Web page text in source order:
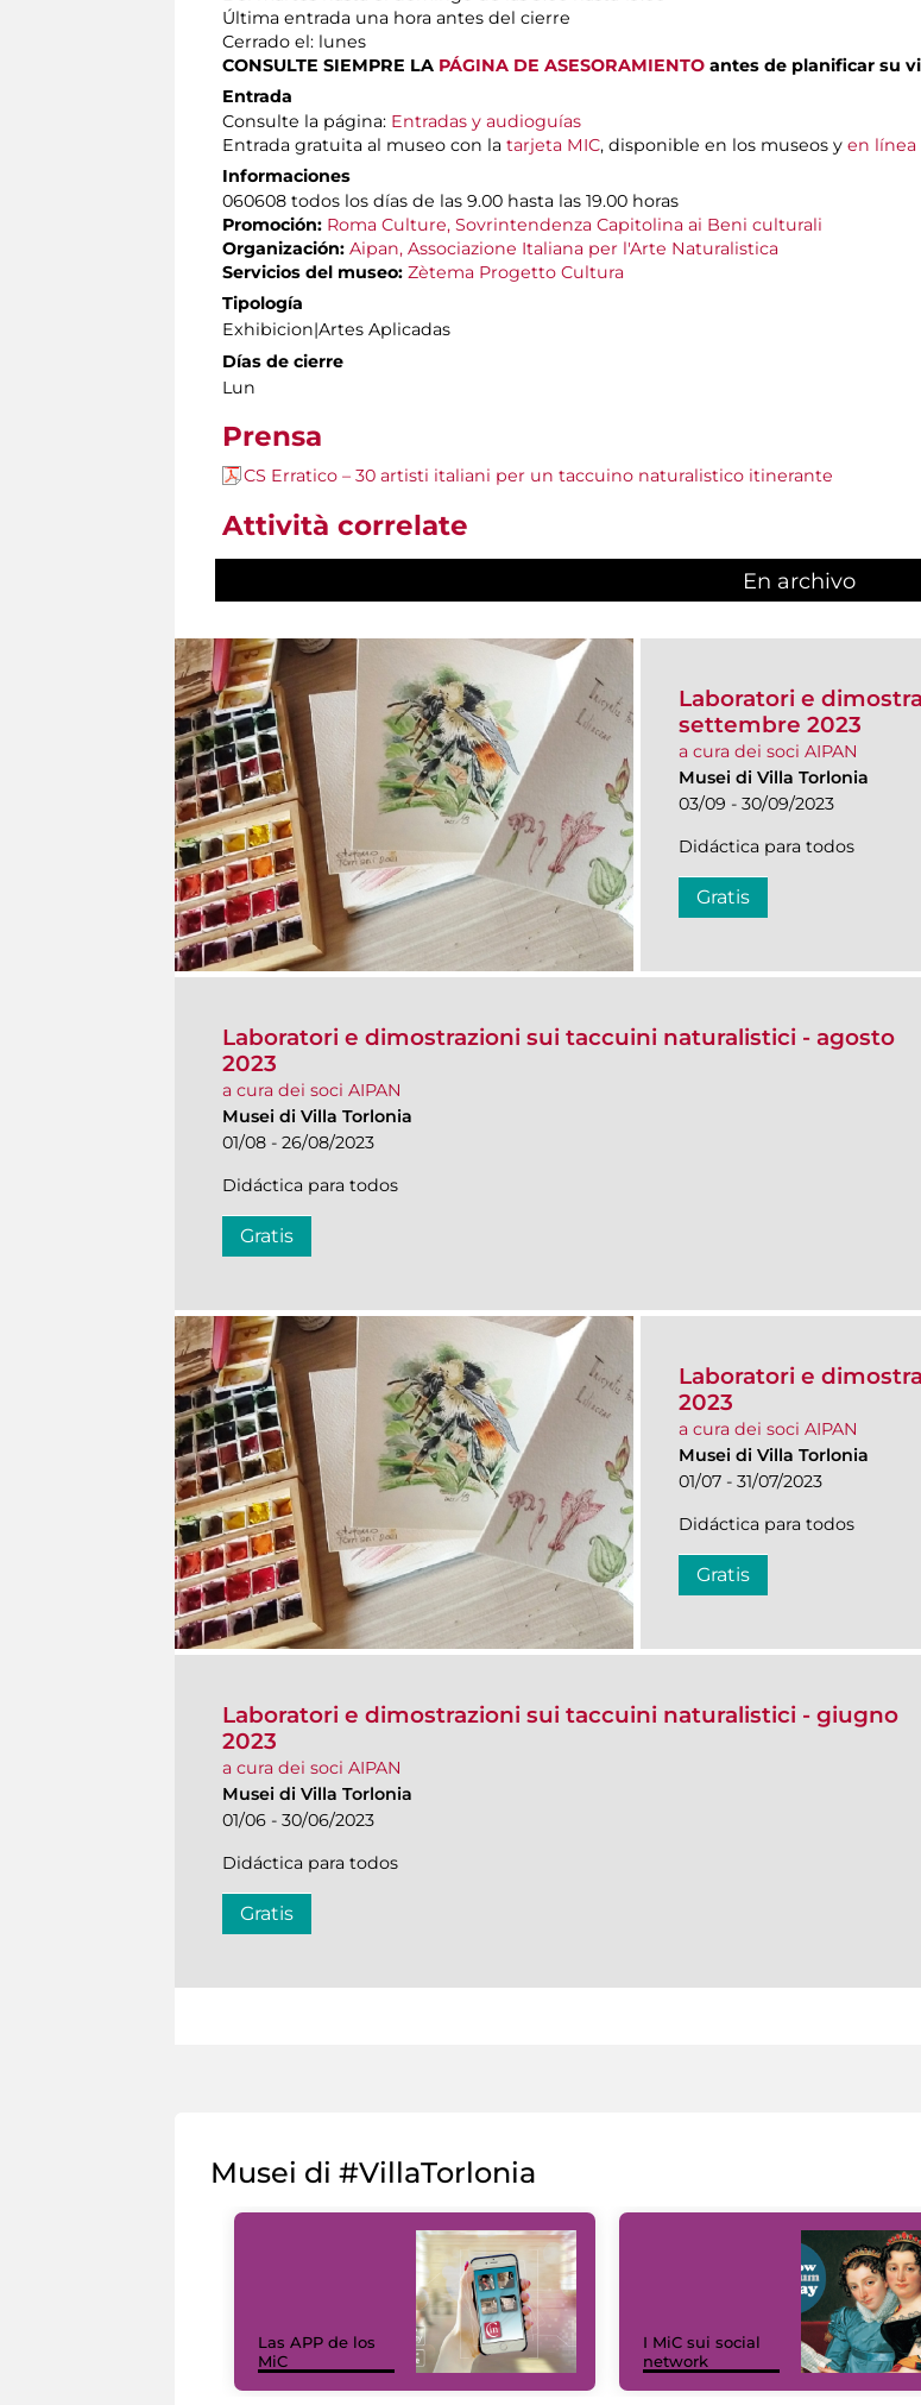
Última entrada una hora antes del cierre
Cerrado el: lunes
CONSULTE SIEMPRE LA PÁGINA DE ASESORAMIENTO antes de planificar su
Entrada
Consulte la página: Entradas y audioguías
Entrada gratuita al museo con la tarjeta MIC, disponible en los museos y en línea
Informaciones
060608 todos los días de las 9.00 hasta las 19.00 horas
Promoción: Roma Culture, Sovrintendenza Capitolina ai Beni culturali
Organización: Aipan, Associazione Italiana per l'Arte Naturalistica
Servicios del museo: Zètema Progetto Cultura
Tipología
Exhibicion|Artes Aplicadas
Días de cierre
Lun
Prensa
CS Erratico – 30 artisti italiani per un taccuino naturalistico itinerante
Attività correlate
En archivo
Laboratori e
settembre 2023
a cura dei soci AIPAN
Musei di Villa Torlonia
03/09 - 30/09/2023
Didáctica para todos
Gratis
Laboratori e dimostrazioni sui taccuini naturalistici - agosto
2023
a cura dei soci AIPAN
Musei di Villa Torlonia
01/08 - 26/08/2023
Didáctica para todos
Gratis
Laboratori e
2023
a cura dei soci AIPAN
Musei di Villa Torlonia
01/07 - 31/07/2023
Didáctica para todos
Gratis
Laboratori e dimostrazioni sui taccuini naturalistici - giugno
2023
a cura dei soci AIPAN
Musei di Villa Torlonia
01/06 - 30/06/2023
Didáctica para todos
Gratis
Musei di #VillaTorlonia
Las APP de los
MiC
I MiC sui social
network